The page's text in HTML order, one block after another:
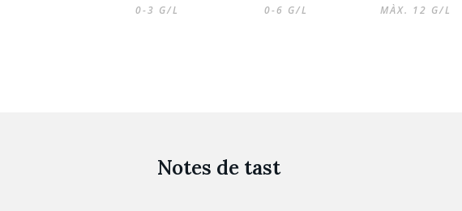
0-3 G/L 0-6 G/L MÀX. 12 G/L
Notes de tast